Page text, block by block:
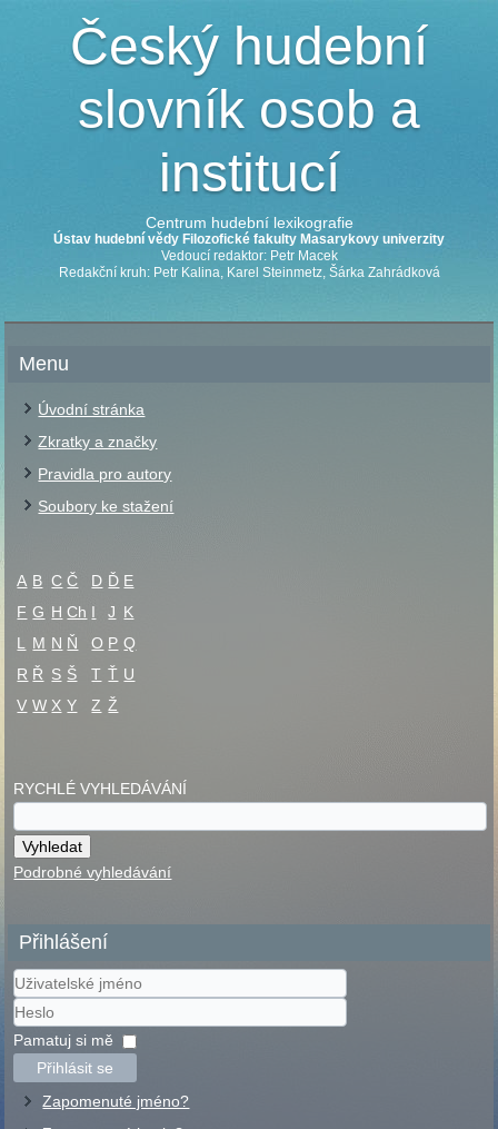
Český hudební
slovník osob a
institucí
Centrum hudební lexikografie
Ústav hudební vědy Filozofické fakulty Masarykovy univerzity
Vedoucí redaktor: Petr Macek
Redakční kruh: Petr Kalina, Karel Steinmetz, Šárka Zahrádková
Menu
Úvodní stránka
Zkratky a značky
Pravidla pro autory
Soubory ke stažení
A B C Č D Ď E
F G H Ch I J K
L
M N Ň O P Q
R Ř S Š T Ť U
V W X Y Z Ž
RYCHLÉ VYHLEDÁVÁNÍ
Podrobné vyhledávání
Přihlášení
Uživatelské
jméno
Heslo
Pamatuj si mě
Přihlásit se
Zapomenuté jméno?